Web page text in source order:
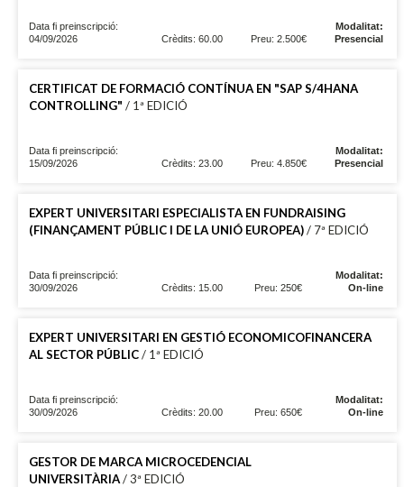
Data fi preinscripció:
04/09/2026
Crèdits: 60.00 Preu: 2.500€
Modalitat:
Presencial
CERTIFICAT DE FORMACIÓ CONTÍNUA EN "SAP S/4HANA
CONTROLLING" / 1ª EDICIÓ
Data fi preinscripció:
15/09/2026
Crèdits: 23.00 Preu: 4.850€
Modalitat:
Presencial
EXPERT UNIVERSITARI ESPECIALISTA EN FUNDRAISING
(FINANÇAMENT PÚBLIC I DE LA UNIÓ EUROPEA)/ 7ª EDICIÓ
Data fi preinscripció:
30/09/2026
Crèdits: 15.00 Preu: 250€
Modalitat:
On-line
EXPERT UNIVERSITARI EN GESTIÓ ECONOMICOFINANCERA
AL SECTOR PÚBLIC/ 1ª EDICIÓ
Data fi preinscripció:
30/09/2026
Crèdits: 20.00 Preu: 650€
Modalitat:
On-line
GESTOR DE MARCA MICROCEDENCIAL
UNIVERSITÀRIA/ 3ª EDICIÓ